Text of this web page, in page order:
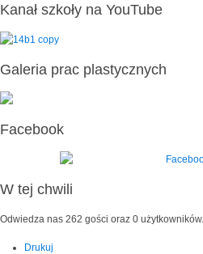
Kanał szkoły na YouTube
Galeria prac plastycznych
Facebook
W tej chwili
Odwiedza nas 262 gości oraz 0 użytkowników.
Drukuj